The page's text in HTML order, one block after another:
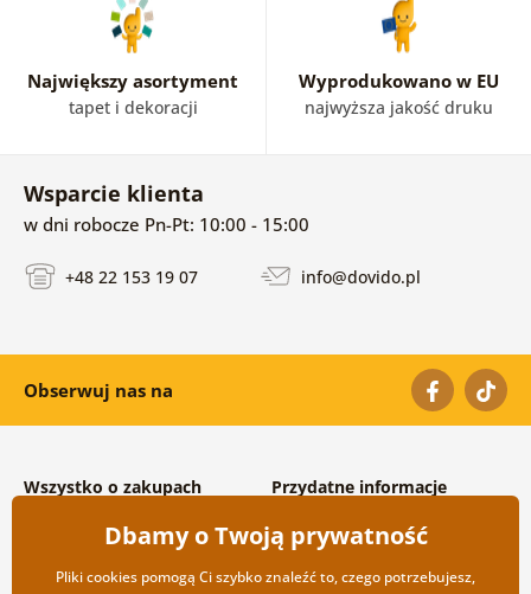
Największy asortyment
tapet i dekoracji
Wyprodukowano w EU
najwyższa jakość druku
Wsparcie klienta
w dni robocze Pn-Pt: 10:00 - 15:00
+48 22 153 19 07 info@dovido.pl
Obserwuj nas na
Wszystko o zakupach
Warunki handlowe i
reklamacyjne
Prywatność
Przydatne informacje
Często zadawane pytania
Kontakt
Dbamy o Twoją prywatność
Pliki cookies pomogą Ci szybko znaleźć to, czego potrzebujesz,